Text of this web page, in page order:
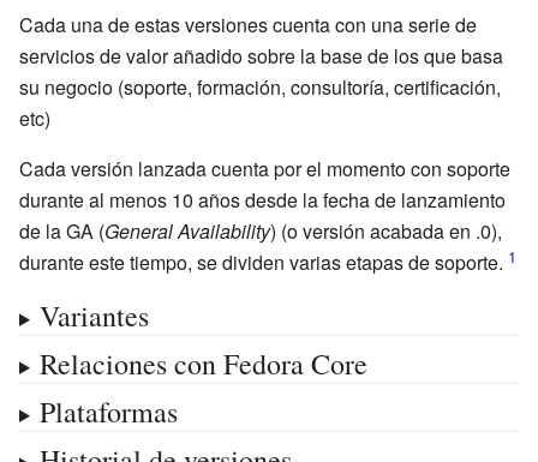
Cada una de estas versiones cuenta con una serie de
servicios de valor añadido sobre la base de los que basa
su negocio (soporte, formación, consultoría, certificación,
etc)
Cada versión lanzada cuenta por el momento con soporte
durante al menos 10 años desde la fecha de lanzamiento
de la GA (General Availability) (o versión acabada en .0),
durante este tiempo, se dividen varias etapas de soporte.
Variantes
Relaciones con Fedora Core
Plataformas